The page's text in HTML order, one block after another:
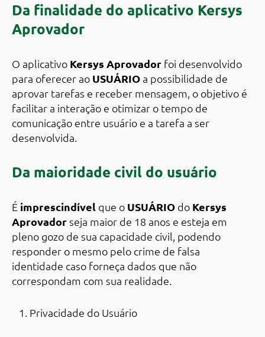
Da finalidade do aplicativo Kersys
Aprovador
O aplicativo Kersys Aprovador foi desenvolvido
para oferecer ao USUÁRIOa possibilidade de
aprovar tarefas e receber mensagem, o objetivo é
facilitar a interação e otimizar o tempo de
comunicação entre usuário e a tarefa a ser
desenvolvida.
Da maioridade civil do usuário
É imprescindível que o USUÁRIO do Kersys
Aprovador seja maior de 18 anos e esteja em
pleno gozo de sua capacidade civil, podendo
responder o mesmo pelo crime de falsa
identidade caso forneça dados que não
correspondam com sua realidade.
Privacidade do Usuário